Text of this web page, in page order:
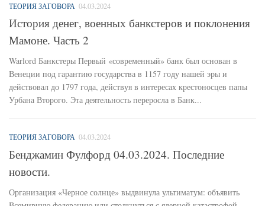
ТЕОРИЯ ЗАГОВОРА 04.03.2024
История денег, военных банкстеров и поклонения
Мамоне. Часть 2
Warlord Банкстеры Первый «современный» банк был основан в
Венеции под гарантию государства в 1157 году нашей эры и
действовал до 1797 года, действуя в интересах крестоносцев папы
Урбана Второго. Эта деятельность переросла в Банк...
ТЕОРИЯ ЗАГОВОРА 04.03.2024
Бенджамин Фулфорд 04.03.2024. Последние
новости.
Организация «Черное солнце» выдвинула ультиматум: объявить